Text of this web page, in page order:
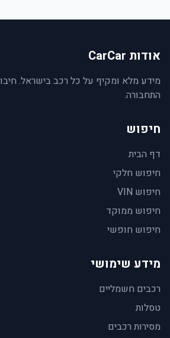
אודות CarCar
מידע מלא ומקיף על כל רכב בישראל.
התחבורה.
חיפוש
דף הבית
חיפוש חלקי
חיפוש VIN
חיפוש ממוקד
חיפוש חופשי
מידע שימושי
רכבים חשמליים
טסלות
מסירות רכבים